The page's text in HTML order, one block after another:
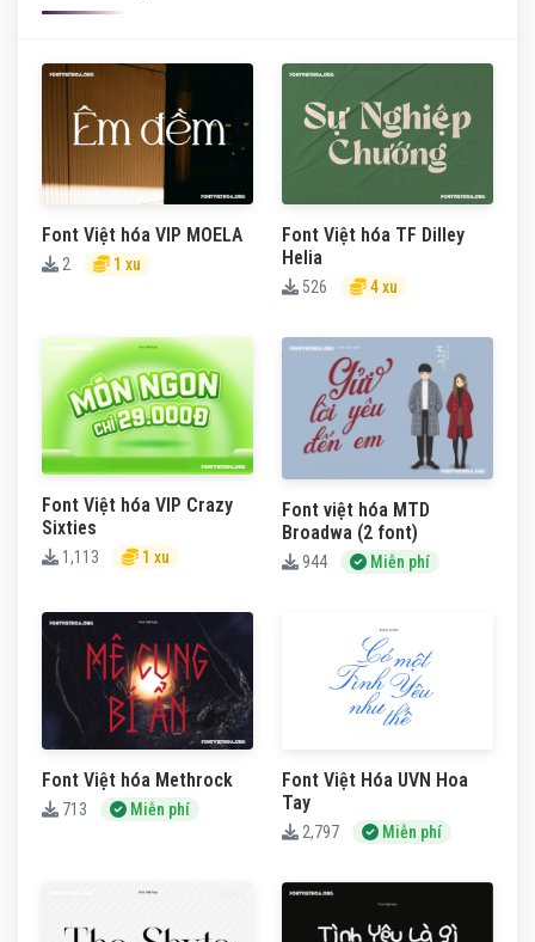
Font Việt hóa VIP MOELA
2 1 xu
Font Việt hóa TF Dilley
Helia
526 4 xu
Font Việt hóa VIP Crazy
Sixties
1,113 1 xu
Font việt hóa MTD
Broadwa (2 font)
944 Miễn phí
Font Việt hóa Methrock
713 Miễn phí
Font Việt Hóa UVN Hoa
Tay
2,797 Miễn phí